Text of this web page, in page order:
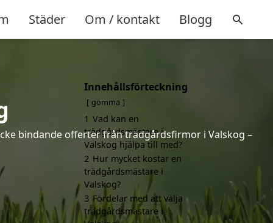
Städer Om / kontakt Blogg
bindande offerter från trädgårdsfirmor i Valskog –
Innehållsförteckning
gömma
1 Vad kan en
trädgårdsmästare i
Valskog hjälpa till med?
2 Hur mycket kostar en
trädgårdsmästare i
Valskog?
3 Fördelar med att välja
trädgårdsmästare i